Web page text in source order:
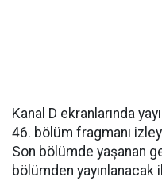
Kanal D ekranlarında
46. bölüm fragmanı
Son bölümde yaşanan
bölümden